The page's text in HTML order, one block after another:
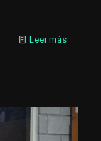
Leer más